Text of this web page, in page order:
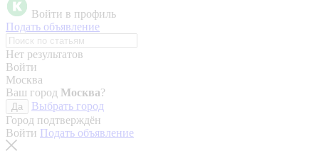
Войти в профиль
Подать объявление
Нет результатов
Войти
Москва
Ваш город Москва?
Да
Выбрать город
Город подтверждён
Войти Подать объявление